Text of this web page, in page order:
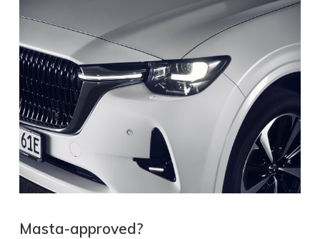
Masta-approved?